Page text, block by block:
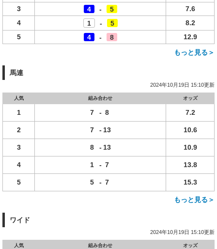
3
4 - 5
7.6
4
1 - 5
8.2
5
4 - 8
12.9
もっと見る＞
馬連
2024年10月19日 15:10更新
人気 組み合わせ オッズ
1 7 - 8 7.2
2 7 - 13 10.6
3 8 - 13 10.9
4 1 - 7 13.8
5 5 - 7 15.3
もっと見る＞
ワイド
2024年10月19日 15:10更新
人気 組み合わせ オッズ